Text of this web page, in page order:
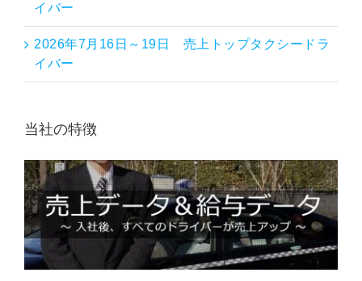
イバー
2026年7月16日～19日 売上トップタクシードラ
イバー
当社の特徴